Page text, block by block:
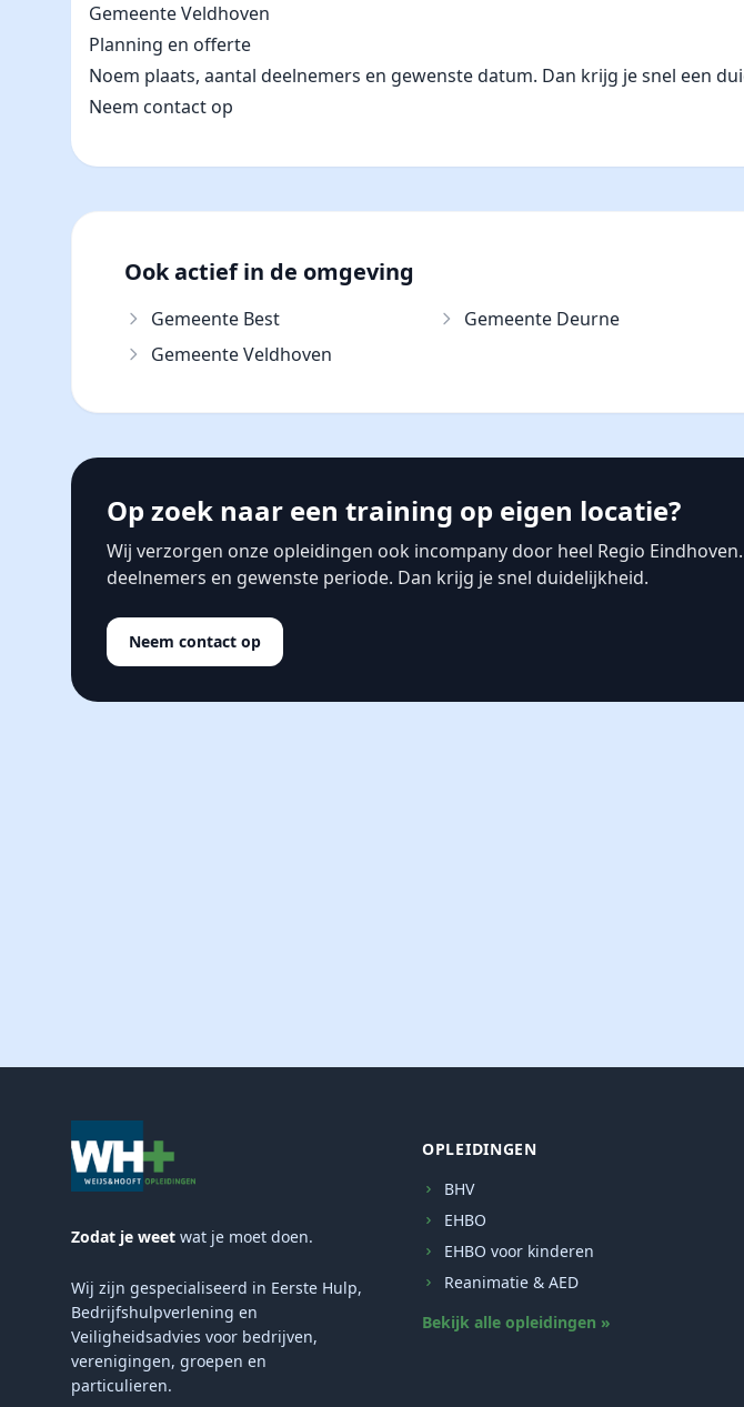
Gemeente Veldhoven
Planning en offerte
Noem plaats, aantal deelnemers en gewenste datum. Dan krijg je snel een
Neem contact op
Ook actief in de omgeving
Gemeente Best Gemeente Deurne
Gemeente Veldhoven
Op zoek naar een training op eigen locatie?
Wij verzorgen onze opleidingen ook incompany door heel Regio
deelnemers en gewenste periode. Dan krijg je snel duidelijkheid.
Neem contact op
Zodat je weet wat je moet doen.
Wij zijn gespecialiseerd in Eerste Hulp,
Bedrijfshulpverlening en
Veiligheidsadvies voor bedrijven,
verenigingen, groepen en
particulieren.
OPLEIDINGEN
BHV
EHBO
EHBO voor kinderen
Reanimatie & AED
Bekijk alle opleidingen »